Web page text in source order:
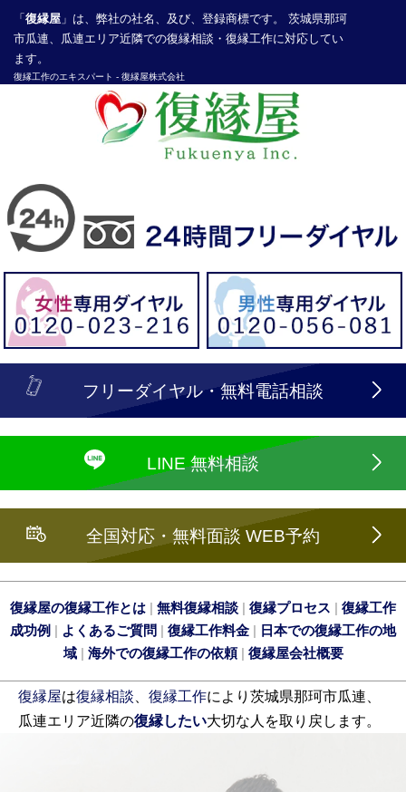
「 復縁屋 」は、弊社の社名、及び、登録商標です。 茨城県那珂
市瓜連、瓜連エリア近隣での復縁相談・復縁工作に対応してい
ます。
復縁工作のエキスパート - 復縁屋株式会社
探偵業届出登録番号30210286号
フリーダイヤル・無料電話相談
LINE 無料相談
全国対応・無料面談 WEB予約
復縁屋の復縁工作とは | 無料復縁相談 | 復縁プロセス | 復縁工作
成功例 | よくあるご質問 | 復縁工作料金 | 日本での復縁工作の地
域| 海外での復縁工作の依頼| 復縁屋会社概要
復縁屋は復縁相談 復縁工作により茨城県那珂市瓜連、
瓜連エリア近隣の復縁したい大切な人を取り戻します。